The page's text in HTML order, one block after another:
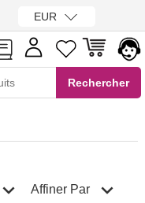
EUR
Affiner Par